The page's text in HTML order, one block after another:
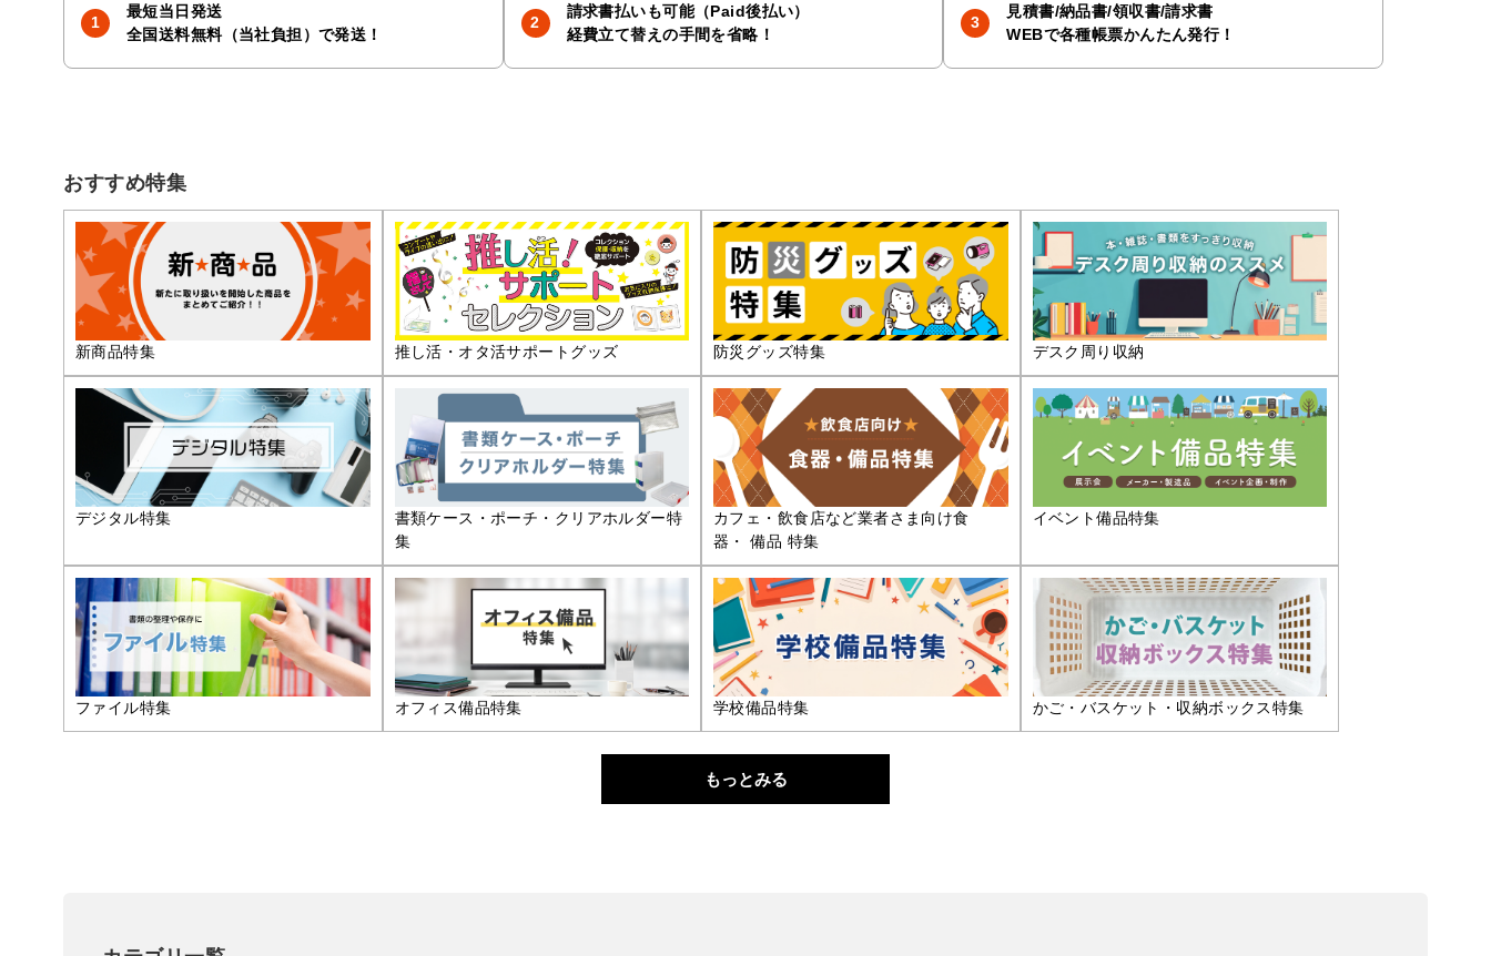
最短当日発送
全国送料無料（当社負担）で発送！
請求書払いも可能（Paid後払い）
経費立て替えの手間を省略！
見積書/納品書/領収書/請求書
WEBで各種帳票かんたん発行！
おすすめ特集
新商品特集 推し活・オタ活サポートグッズ 防災グッズ特集 デスク周り収納
デジタル特集
書類ケース・ポーチ・クリアホルダー特
集
カフェ・飲食店など業者さま向け食
器・ 備品 特集
イベント備品特集
ファイル特集 オフィス備品特集 学校備品特集 かご・バスケット・収納ボックス特集
もっとみる